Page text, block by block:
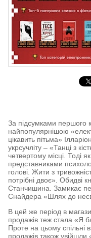
За підсумками першого
найпопулярнішою
цікавить пітьма»
укрсучліту – «Танці з
четвертому місці. Тоді
представниками
голові. Жити з
потрібні двоє». Обидві
Станчишина. Замикає
Снайдера «Шлях до
В цей же період в
продажів теж стала «Я
Проте на цьому спільні
продажів також увійшли